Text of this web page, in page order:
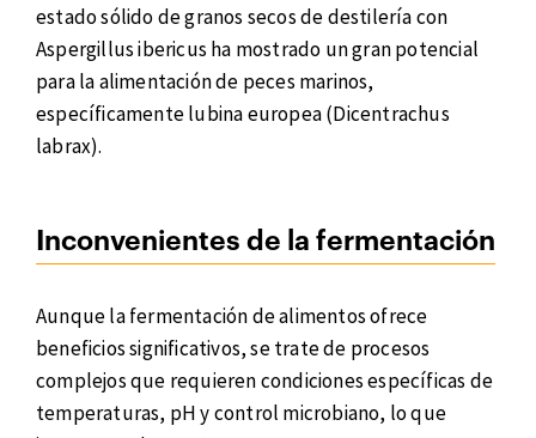
estado sólido de granos secos de destilería con
Aspergillus ibericus ha mostrado un gran potencial
para la alimentación de peces marinos,
específicamente lubina europea (Dicentrachus
labrax).
Inconvenientes de la fermentación
Aunque la fermentación de alimentos ofrece
beneficios significativos, se trate de procesos
complejos que requieren condiciones específicas de
temperaturas, pH y control microbiano, lo que